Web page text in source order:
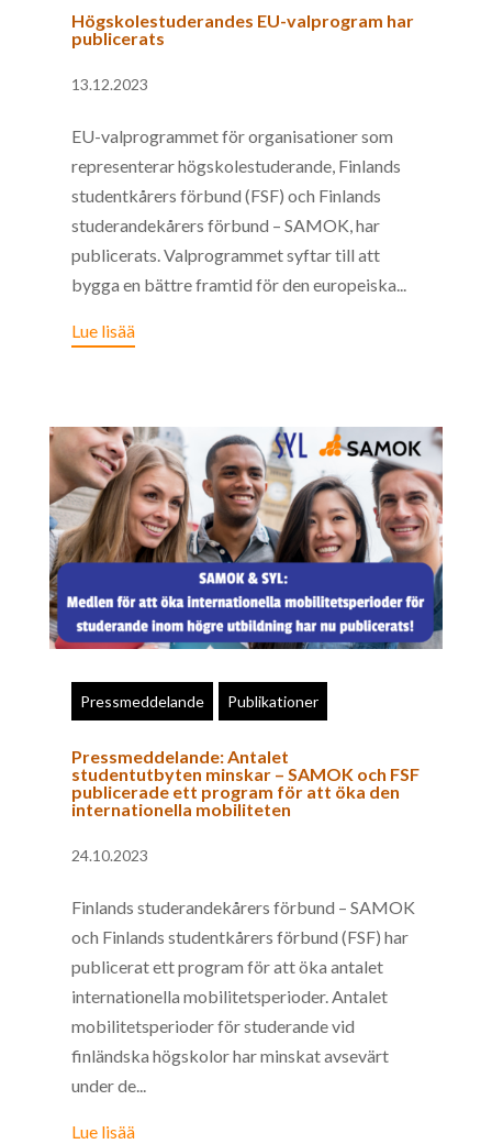
Högskolestuderandes EU-valprogram har
publicerats
13.12.2023
EU-valprogrammet för organisationer som
representerar högskolestuderande, Finlands
studentkårers förbund (FSF) och Finlands
studerandekårers förbund – SAMOK, har
publicerats. Valprogrammet syftar till att
bygga en bättre framtid för den europeiska...
Lue lisää
Pressmeddelande Publikationer
Pressmeddelande: Antalet
studentutbyten minskar – SAMOK och FSF
publicerade ett program för att öka den
internationella mobiliteten
24.10.2023
Finlands studerandekårers förbund – SAMOK
och Finlands studentkårers förbund (FSF) har
publicerat ett program för att öka antalet
internationella mobilitetsperioder. Antalet
mobilitetsperioder för studerande vid
finländska högskolor har minskat avsevärt
under de...
Lue lisää